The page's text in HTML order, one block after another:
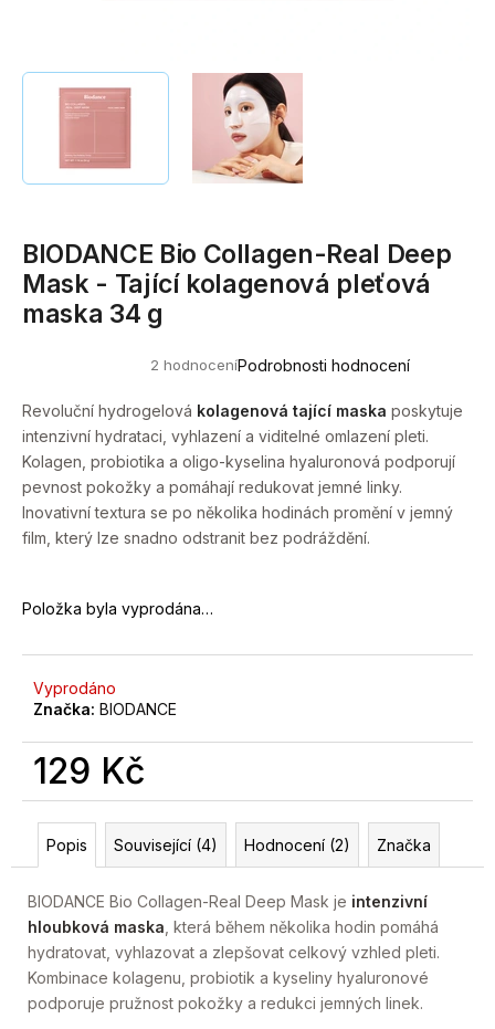
produktu
je
5,0
z
5
hvězdiček.
2 hodnoceníPodrobnosti hodnocení
BIODANCE Bio Collagen-Real Deep
Mask - Tající kolagenová pleťová
maska 34 g
Revoluční hydrogelová kolagenová tající maska poskytuje
intenzivní hydrataci, vyhlazení a viditelné omlazení pleti.
Kolagen, probiotika a oligo-kyselina hyaluronová podporují
pevnost pokožky a pomáhají redukovat jemné linky.
Inovativní textura se po několika hodinách promění v jemný
film, který lze snadno odstranit bez podráždění.
Položka byla vyprodána…
Vyprodáno
Značka: BIODANCE
129 Kč
Měrná
cena:
Popis
Související (4) Hodnocení (2) Značka
BIODANCE Bio Collagen-Real Deep Mask je intenzivní
hloubková maska , která během několika hodin pomáhá
hydratovat, vyhlazovat a zlepšovat celkový vzhled pleti.
Kombinace kolagenu, probiotik a kyseliny hyaluronové
podporuje pružnost pokožky a redukci jemných linek.
í
HLEDAT
p
o
r
u
č
u
j
m
e